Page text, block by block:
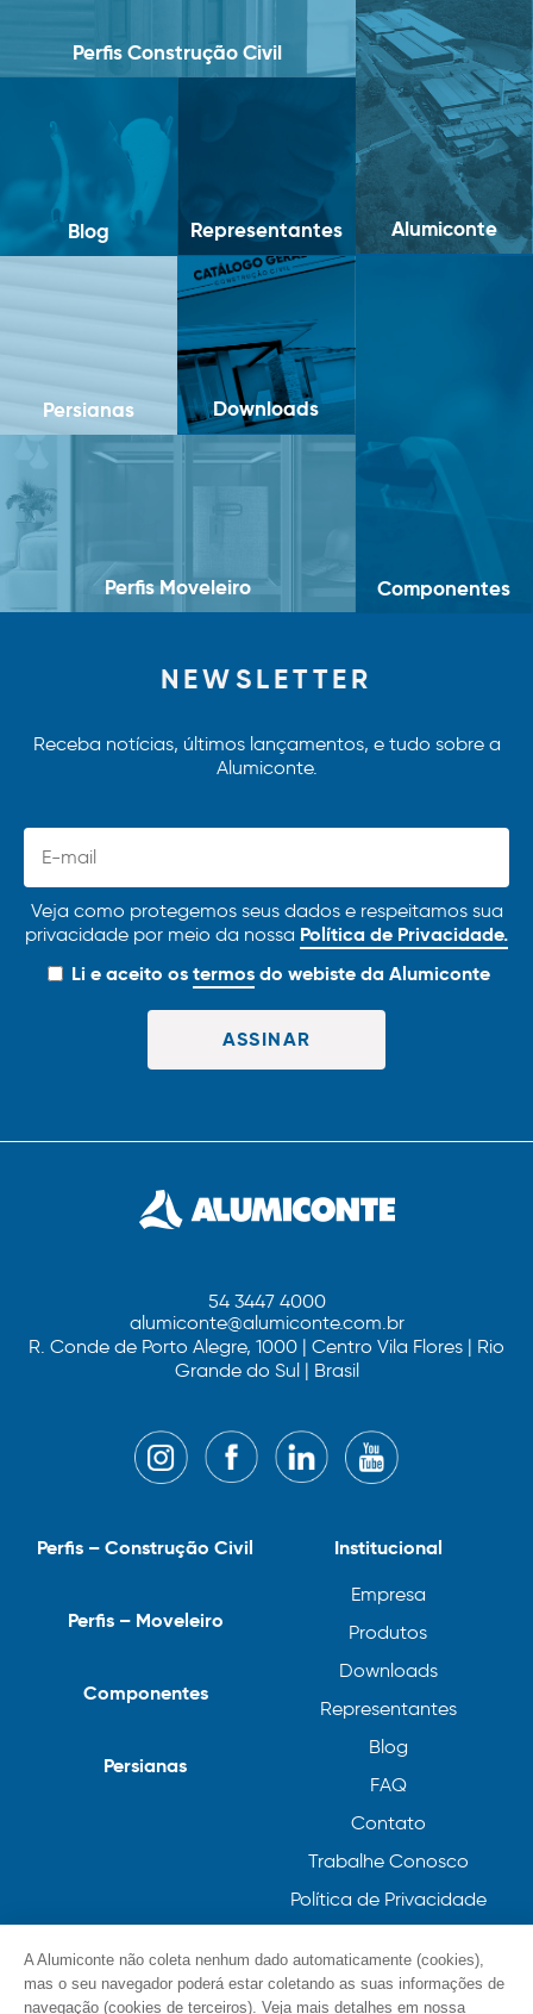
Perfis Construção Civil
Alumiconte
Blog Representantes
Componentes
Persianas Downloads
Perfis Moveleiro
NEWSLETTER
Receba notícias, últimos lançamentos, e tudo sobre a
Alumiconte.
Veja como protegemos seus dados e respeitamos sua
privacidade por meio da nossa Política de Privacidade.
Li e aceito ostermosdo webiste da Alumiconte
54 3447 4000
alumiconte@alumiconte.com.br
R. Conde de Porto Alegre, 1000 | Centro Vila Flores | Rio
Grande do Sul | Brasil
Institucional
Empresa
Produtos
Downloads
Representantes
Blog
FAQ
Contato
Trabalhe Conosco
Política de Privacidade
Perfis – Construção Civil
Perfis – Moveleiro
Componentes
Persianas
A Alumiconte não coleta nenhum dado automaticamente (cookies),
mas o seu navegador poderá estar coletando as suas informações de
navegação (cookies de terceiros). Veja mais detalhes em nossa